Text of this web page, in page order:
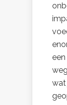
wat